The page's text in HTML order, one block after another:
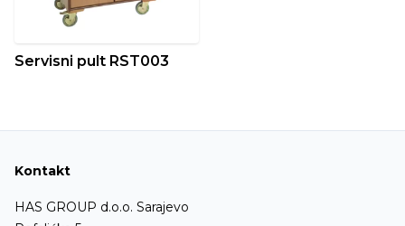
Servisni pult RST003
Kontakt
HAS GROUP d.o.o. Sarajevo